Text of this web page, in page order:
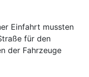
Einfahrt mussten
für den
der Fahrzeuge